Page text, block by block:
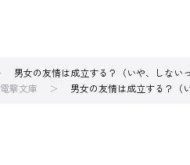
男女の友情は成立する？（いや、しない
電撃文庫 男女の友情は成立する？（